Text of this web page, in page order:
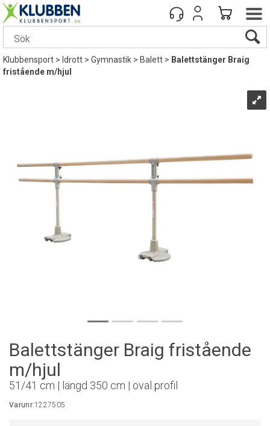
Klubbensport> Idrott>Gymnastik>Balett> Balettstänger Braig
fristående m/hjul
Balettstänger Braig fristående
m/hjul
51/41 cm | längd 350 cm | oval profil
Varunr:1227505